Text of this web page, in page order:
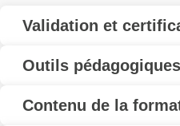
Validation et
Outils pédagogiques
Contenu de la